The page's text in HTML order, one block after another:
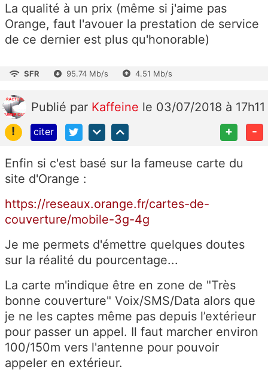
La qualité à un prix (même si j'aime pas
Orange, faut l'avouer la prestation de service
de ce dernier est plus qu'honorable)
SFR 95.74 Mb/s 4.51 Mb/s
Publié par Kaffeine le 03/07/2018 à 17h11
!
citer + -
Enfin si c'est basé sur la fameuse carte du
site d'Orange :
https://reseaux.orange.fr/cartes-de-
couverture/mobile-3g-4g
Je me permets d'émettre quelques doutes
sur la réalité du pourcentage...
La carte m'indique être en zone de "Très
bonne couverture" Voix/SMS/Data alors que
je ne les captes même pas depuis l’extérieur
pour passer un appel. Il faut marcher environ
100/150m vers l'antenne pour pouvoir
appeler en extérieur.